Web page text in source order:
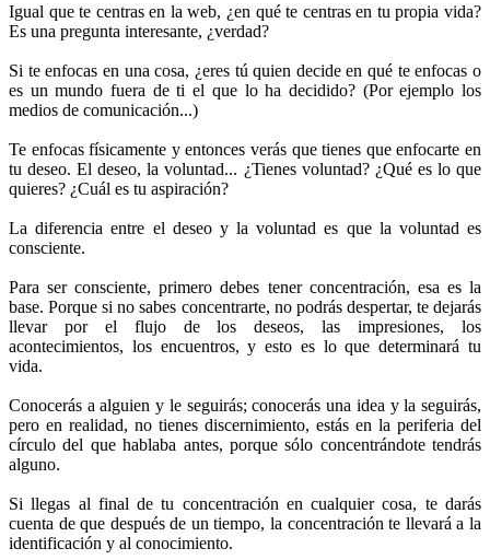
Igual que te centras en la web, ¿en qué te centras en tu propia vida?
Es una pregunta interesante, ¿verdad?
Si te enfocas en una cosa, ¿eres tú quien decide en qué te enfocas o
es un mundo fuera de ti el que lo ha decidido? (Por ejemplo los
medios de comunicación...)
Te enfocas físicamente y entonces verás que tienes que enfocarte en
tu deseo. El deseo, la voluntad... ¿Tienes voluntad? ¿Qué es lo que
quieres? ¿Cuál es tu aspiración?
La diferencia entre el deseo y la voluntad es que la voluntad es
consciente.
Para ser consciente, primero debes tener concentración, esa es la
base. Porque si no sabes concentrarte, no podrás despertar, te dejarás
llevar por el flujo de los deseos, las impresiones, los
acontecimientos, los encuentros, y esto es lo que determinará tu
vida.
Conocerás a alguien y le seguirás; conocerás una idea y la seguirás,
pero en realidad, no tienes discernimiento, estás en la periferia del
círculo del que hablaba antes, porque sólo concentrándote tendrás
alguno.
Si llegas al final de tu concentración en cualquier cosa, te darás
cuenta de que después de un tiempo, la concentración te llevará a la
identificación y al conocimiento.